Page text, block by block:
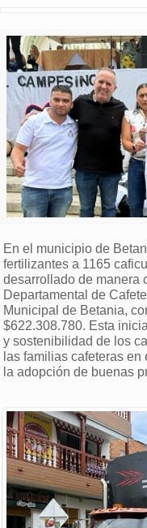
En el municipio de
fertilizantes a 1165
desarrollado de manera
Departamental de
Municipal de Betania,
$622.308.780. Esta
y sostenibilidad de los
las familias cafeteras
la adopción de buenas